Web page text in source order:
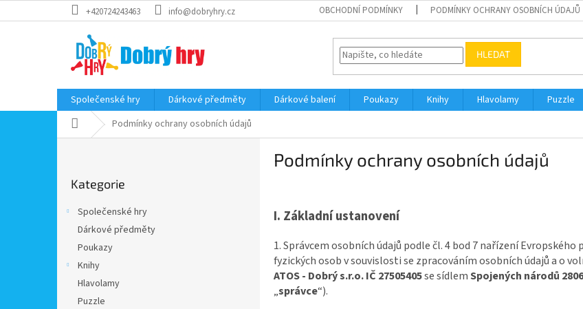
na
+420724243463 info@dobryhry.cz OBCHODNÍ PODMÍNKY PODMÍNKY OCHRANY OSOBNÍCH ÚDAJŮ
HLEDAT
Společenské hry Dárkové předměty Dárkové balení Poukazy Knihy Hlavolamy Puzzle
Domů Podmínky ochrany osobních údajů
kategorie
Kategorie
Společenské hry
Dárkové předměty
Poukazy
Knihy
Hlavolamy
Puzzle
Podmínky ochrany osobních údajů
I. Základní ustanovení
1. Správcem osobních údajů podle čl. 4 bod 7 nařízení
fyzických osob v souvislosti se zpracováním osobních údajů a o
ATOS - Dobrý s.r.o.IČ 27505405se sídlemSpojených národů
„správce“).